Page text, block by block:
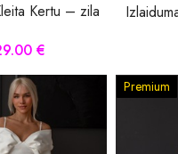
Kertu – zila
€
Premium